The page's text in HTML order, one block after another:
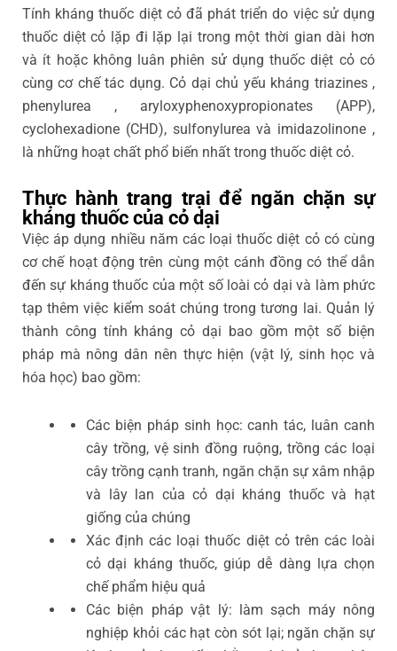
Tính kháng thuốc diệt cỏ đã phát triển do việc sử dụng
thuốc diệt cỏ lặp đi lặp lại trong một thời gian dài hơn
và ít hoặc không luân phiên sử dụng thuốc diệt cỏ có
cùng cơ chế tác dụng. Cỏ dại chủ yếu kháng triazines ,
phenylurea , aryloxyphenoxypropionates (APP),
cyclohexadione (CHD), sulfonylurea và imidazolinone ,
là những hoạt chất phổ biến nhất trong thuốc diệt cỏ.
Thực hành trang trại để ngăn chặn sự
kháng thuốc của cỏ dại
Việc áp dụng nhiều năm các loại thuốc diệt cỏ có cùng
cơ chế hoạt động trên cùng một cánh đồng có thể dẫn
đến sự kháng thuốc của một số loài cỏ dại và làm phức
tạp thêm việc kiểm soát chúng trong tương lai. Quản lý
thành công tính kháng cỏ dại bao gồm một số biện
pháp mà nông dân nên thực hiện (vật lý, sinh học và
hóa học) bao gồm:
Các biện pháp sinh học: canh tác, luân canh
cây trồng, vệ sinh đồng ruộng, trồng các loại
cây trồng cạnh tranh, ngăn chặn sự xâm nhập
và lây lan của cỏ dại kháng thuốc và hạt
giống của chúng
Xác định các loại thuốc diệt cỏ trên các loài
cỏ dại kháng thuốc, giúp dễ dàng lựa chọn
chế phẩm hiệu quả
Các biện pháp vật lý: làm sạch máy nông
nghiệp khỏi các hạt còn sót lại; ngăn chặn sự